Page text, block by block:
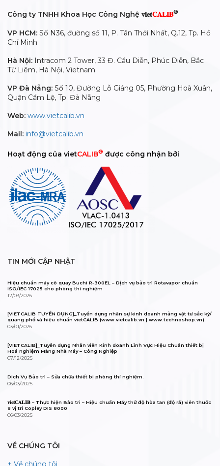
Công ty TNHH Khoa Học Công Nghệ 𝐯𝐢𝐞𝐭𝐂𝐀𝐋𝐈𝐁®
VP HCM: Số N36, đường số 11, P. Tân Thới Nhất, Q.12, Tp. Hồ
Chí Minh
Hà Nội: Intracom 2 Tower, 33 Đ. Cầu Diễn, Phúc Diễn, Bắc
Từ Liêm, Hà Nội, Vietnam
VP Đà Nẵng: Số 10, Đường Lỗ Giáng 05, Phường Hoà Xuân,
Quận Cẩm Lệ, Tp. Đà Nẵng
Web: www.vietcalib.vn
Mail: info@vietcalib.vn
Hoạt động của vietCALIB® được công nhận bởi
TIN MỚI CẬP NHẬT
Hiệu chuẩn máy cô quay Buchi R-300EL – Dịch vụ bảo trì Rotavapor chuẩn
ISO/IEC 17025 cho phòng thí nghiệm
12/03/2026
[VIETCALIB TUYỂN DỤNG]_Tuyển dụng nhân sự kinh doanh mảng vật tư sắc ký/
quang phổ và hiệu chuẩn vietCALIB (www.vietcalib.vn | www.technoshop.vn)
03/01/2026
[VIETCALIB]_Tuyển dụng Nhân viên Kinh doanh Lĩnh Vực Hiệu Chuẩn thiết bị
Hoá nghiệm Mảng Nhà Máy – Công Nghiệp
07/12/2025
Dịch Vụ Bảo trì – Sửa chữa thiết bị phòng thí nghiệm.
06/03/2025
𝐯𝐢𝐞𝐭𝐂𝐀𝐋𝐈𝐁 – Thực hiện Bảo trì – Hiệu chuẩn Máy thử độ hòa tan (độ rã) viên thuốc
8 vị trí Copley DIS 8000
06/03/2025
VỀ CHÚNG TÔI
+ Về chúng tôi